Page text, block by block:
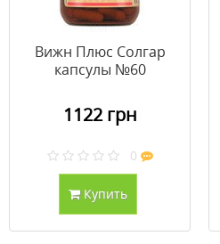
Вижн Плюс Солгар
капсулы №60
1122 грн
0
Купить